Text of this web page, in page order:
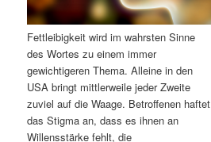
n
a
l
n
n
h
Fettleibigkeit wird im wahrsten Sinne
des Wortes zu einem immer
gewichtigeren Thema. Alleine in den
USA bringt mittlerweile jeder Zweite
zuviel auf die Waage. Betroffenen haftet
das Stigma an, dass es ihnen an
Willensstärke fehlt, die